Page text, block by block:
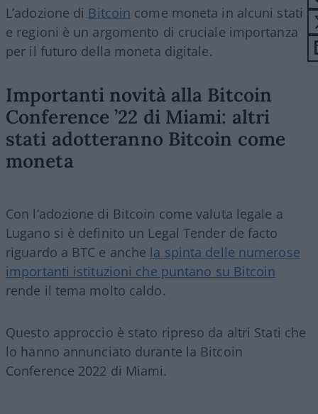
L’adozione di Bitcoin come moneta in alcuni stati
e regioni è un argomento di cruciale importanza
per il futuro della moneta digitale.
Importanti novità alla Bitcoin
Conference ’22 di Miami: altri
stati adotteranno Bitcoin come
moneta
Con l’adozione di Bitcoin come valuta legale a
Lugano si è definito un Legal Tender de facto
riguardo a BTC e anche la spinta delle numerose
importanti istituzioni che puntano su Bitcoin
rende il tema molto caldo.
Questo approccio è stato ripreso da altri Stati che
lo hanno annunciato durante la Bitcoin
Conference 2022 di Miami.